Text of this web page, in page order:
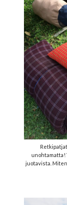
unohtamatta!
juotavista.